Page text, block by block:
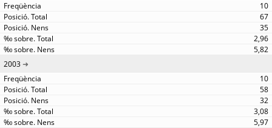
10
67
35
2,96
5,82
2003
10
58
32
3,08
5,97